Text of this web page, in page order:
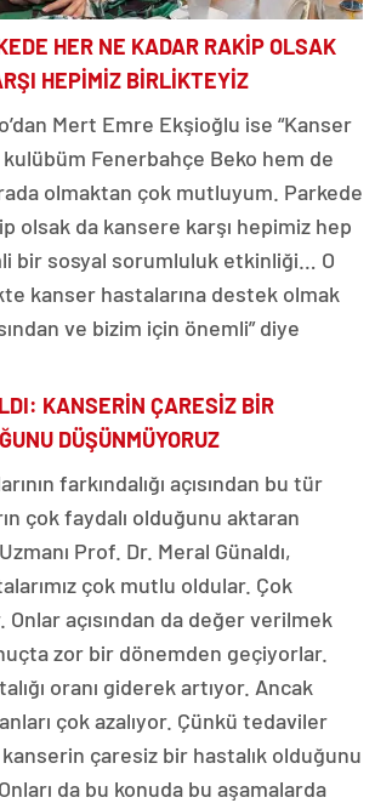
HER NE KADAR RAKİP OLSAK
HEPİMİZ BİRLİKTEYİZ
Mert Emre Ekşioğlu ise “Kanser
kulübüm Fenerbahçe Beko hem de
olmaktan çok mutluyum. Parkede
olsak da kansere karşı hepimiz hep
bir sosyal sorumluluk etkinliği… O
kanser hastalarına destek olmak
ve bizim için önemli” diye
KANSERİN ÇARESİZ BİR
DÜŞÜNMÜYORUZ
farkındalığı açısından bu tür
çok faydalı olduğunu aktaran
Prof. Dr. Meral Günaldı,
çok mutlu oldular. Çok
Onlar açısından da değer verilmek
zor bir dönemden geçiyorlar.
oranı giderek artıyor. Ancak
çok azalıyor. Çünkü tedaviler
çaresiz bir hastalık olduğunu
da bu konuda bu aşamalarda